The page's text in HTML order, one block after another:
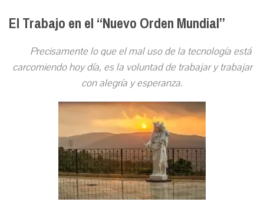
El Trabajo en el “Nuevo Orden Mundial”
Precisamente lo que el mal uso de la tecnología está
carcomiendo hoy día, es la voluntad de trabajar y trabajar
con alegría y esperanza.